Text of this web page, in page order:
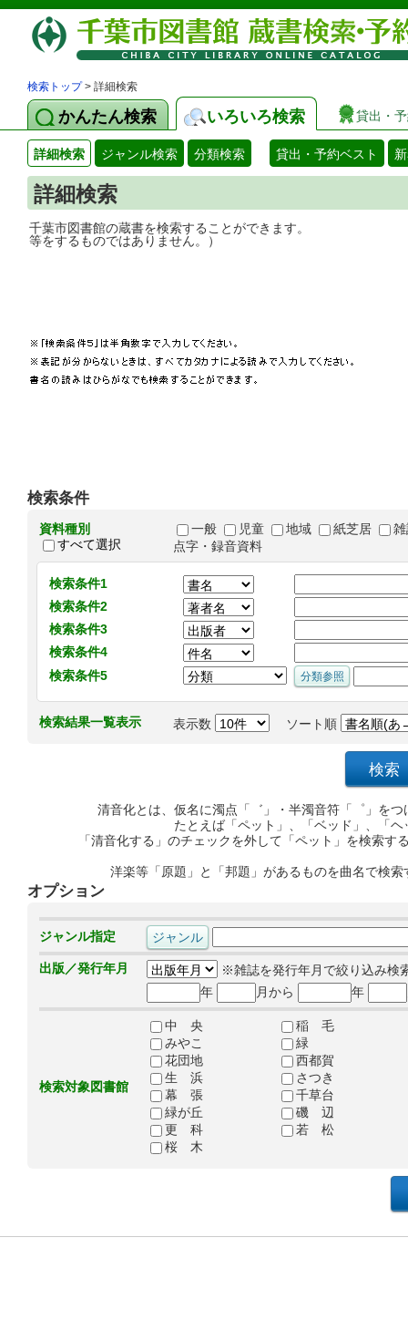
検索トップ> 詳細検索
かんたん検索 いろいろ検索 貸出・
詳細検索 ジャンル検索 分類検索 貸出・予約ベスト
詳細検索
千葉市図書館の蔵書を検索することがで
等をするものではありません。）
検索条件
資料種別
すべて選択
一般 児童 地域 紙芝居
点字・録音資料
検索条件1
検索条件2
検索条件3
検索条件4
検索条件5
検索結果一覧表示 表示数 ソート順
清音化とは、仮名に濁点「゛」・半濁音符「゜」を
たとえば「ペット」、「ベッド」、「
「清音化する」のチェックを外して「ペット」を検索
洋楽等「原題」と「邦題」があるものを曲名で検
オプション
ジャンル指定
出版／発行年月
※雑誌を発行年月で絞り込み検
年
月から 年
検索対象図書館
中 央
稲 毛
みやこ
緑
花団地
西都賀
生 浜
さつき
幕 張
千草台
緑が丘
磯 辺
更 科
若 松
桜 木